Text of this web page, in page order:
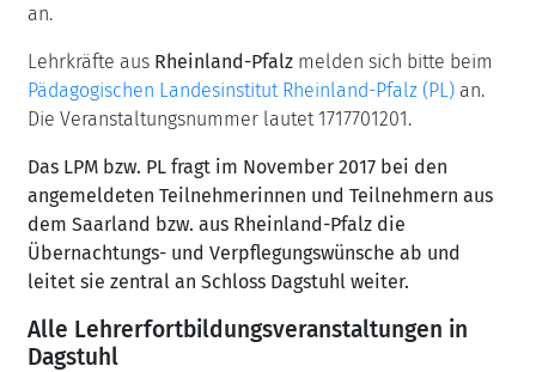
an.
Lehrkräfte aus Rheinland-Pfalz melden sich bitte beim
Pädagogischen Landesinstitut Rheinland-Pfalz (PL) an.
Die Veranstaltungsnummer lautet 1717701201.
Das LPM bzw. PL fragt im November 2017 bei den
angemeldeten Teilnehmerinnen und Teilnehmern aus
dem Saarland bzw. aus Rheinland-Pfalz die
Übernachtungs- und Verpflegungswünsche ab und
leitet sie zentral an Schloss Dagstuhl weiter.
Alle Lehrerfortbildungsveranstaltungen in
Dagstuhl